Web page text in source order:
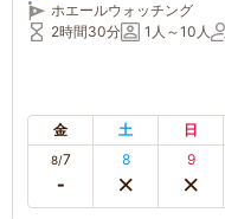
ホエールウォッチング
2時間30分
1人～10人
金 土 日
8/7 8 9